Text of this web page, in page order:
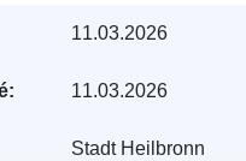
11.03.2026
11.03.2026
Stadt Heilbronn